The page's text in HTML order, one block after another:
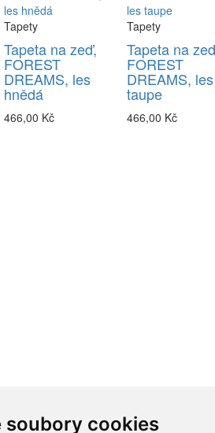
soubory cookies
Tapety
Tapeta na zeď,
FOREST
DREAMS, les
hnědá
466,00 Kč
Tapety
Tapeta na
FOREST
DREAMS, les
taupe
466,00 Kč